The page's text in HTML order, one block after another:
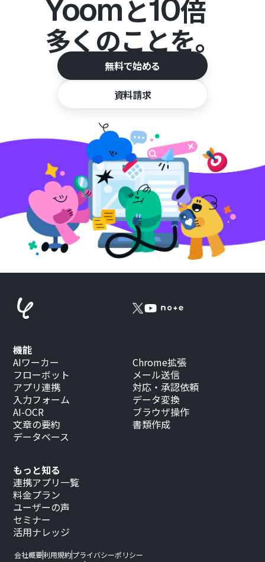
Yoomと10倍
多くのことを。
無料で始める
資料請求
もっと知る
連携アプリ一覧
料金プラン
ユーザーの声
セミナー
活用ナレッジ
機能
AIワーカー
フローボット
アプリ連携
入力フォーム
AI-OCR
文章の要約
データベース
Chrome拡張
メール送信
対応・承認依頼
データ変換
ブラウザ操作
書類作成
会社概要利用規約プライバシーポリシー